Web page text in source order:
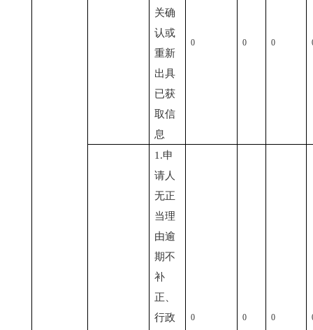
关确
认或
重新
出具
已获
取信
息
0 0 0
1.申
请人
无正
当理
由逾
期不
补
正、
行政
0 0 0